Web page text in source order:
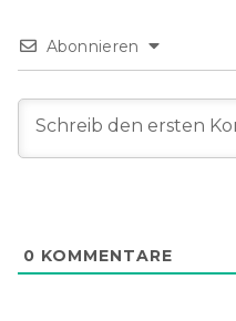
Abonnieren
0 KOMMENTARE